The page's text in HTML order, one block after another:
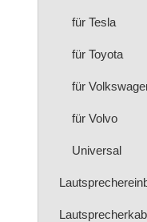
für Tesla
für Toyota
für
für Volvo
Universal